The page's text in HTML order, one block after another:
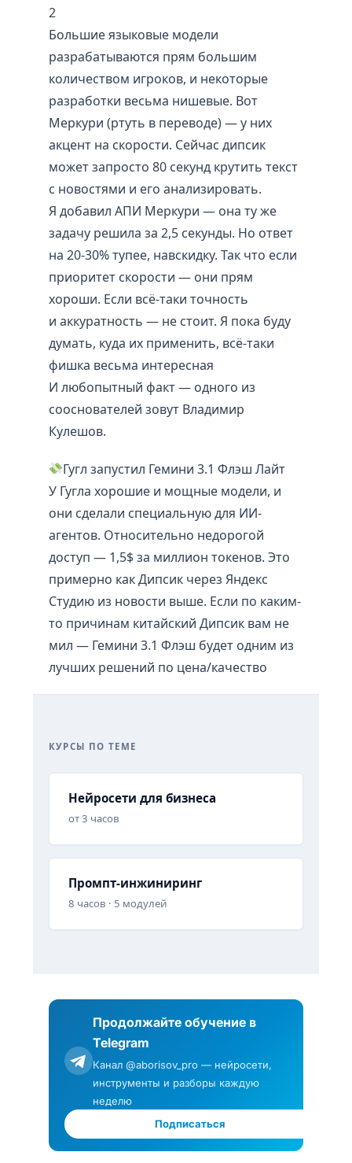
2
Большие языковые модели
разрабатываются прям большим
количеством игроков, и некоторые
разработки весьма нишевые. Вот
Меркури (ртуть в переводе) — у них
акцент на скорости. Сейчас дипсик
может запросто 80 секунд крутить текст
с новостями и его анализировать.
Я добавил АПИ Меркури — она ту же
задачу решила за 2,5 секунды. Но ответ
на 20-30% тупее, навскидку. Так что если
приоритет скорости — они прям
хороши. Если всё-таки точность
и аккуратность — не стоит. Я пока буду
думать, куда их применить, всё-таки
фишка весьма интересная
И любопытный факт — одного из
сооснователей зовут Владимир
Кулешов.
Гугл запустил Гемини 3.1 Флэш Лайт
У Гугла хорошие и мощные модели, и
они сделали специальную для ИИ-
агентов. Относительно недорогой
доступ — 1,5$ за миллион токенов. Это
примерно как Дипсик через Яндекс
Студию из новости выше. Если по каким-
то причинам китайский Дипсик вам не
мил — Гемини 3.1 Флэш будет одним из
лучших решений по цена/качество
КУРСЫ ПО ТЕМЕ
Нейросети для бизнеса
от 3 часов
Промпт-инжиниринг
8 часов · 5 модулей
Продолжайте обучение в
Telegram
Канал @aborisov_pro — нейросети,
инструменты и разборы каждую
неделю
Подписаться